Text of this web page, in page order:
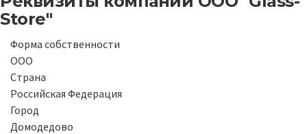
Store"
Форма собственности
ООО
Страна
Российская Федерация
Город
Домодедово